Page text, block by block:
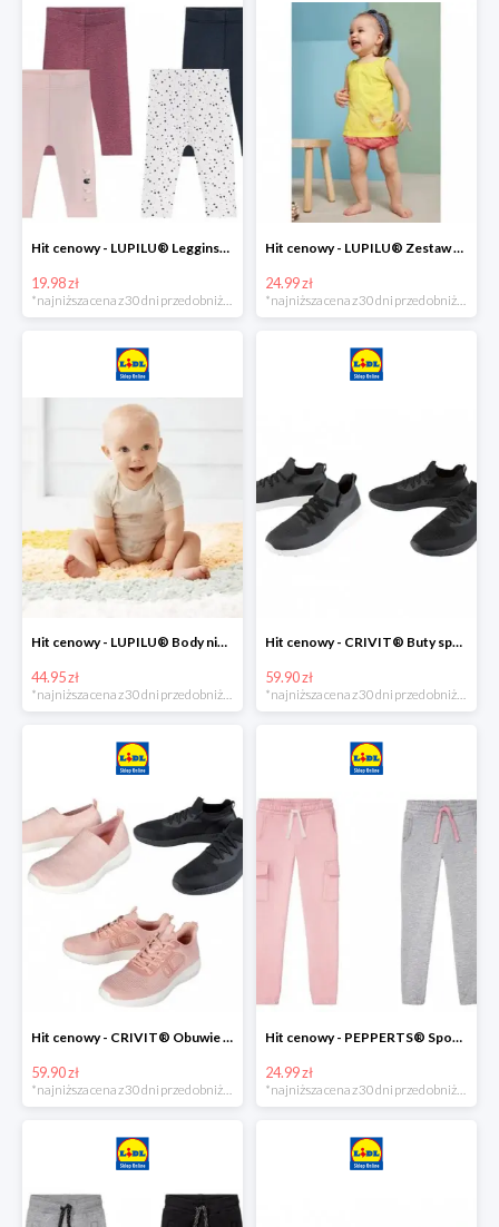
Hit cenowy - LUPILU® Legginsy niemowlęce z biobawełną, 2 pary
19.98 zł
Hit cenowy - LUPILU® Zestaw dziecięcy z biobawełny (body + koszulka + spodenki), 1 komplet
24.99 zł
Hit cenowy - LUPILU® Body niemowlęce z biobawełny, z krótkim rękawem, 5 sztuk
44.95 zł
*najniższa cena z 30 dni przed obniżką
Hit cenowy - CRIVIT® Buty sportowe chłopięce WellWalk, 1 para
59.90 zł
*najniższa cena z 30 dni przed obniżką
Hit cenowy - CRIVIT® Obuwie dziewczęce sportowe i na co dzień, 1 para
59.90 zł
Hit cenowy - PEPPERTS® Spodnie dresowe dziewczęce, 1 para
24.99 zł